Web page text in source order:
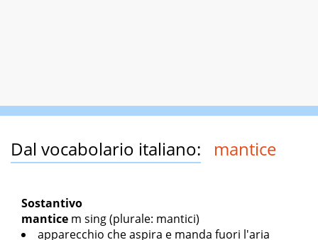
Dal vocabolario italiano: mantice
Sostantivo
mantice m sing(plurale: mantici)
apparecchio che aspira e manda fuori l'aria